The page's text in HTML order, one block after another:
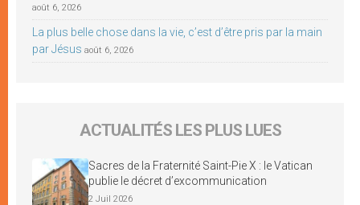
août 6, 2026
La plus belle chose dans la vie, c’est d’être pris par la main
par Jésus août 6, 2026
ACTUALITÉS LES PLUS LUES
Sacres de la Fraternité Saint-Pie X : le Vatican
publie le décret d’excommunication
2 Juil 2026